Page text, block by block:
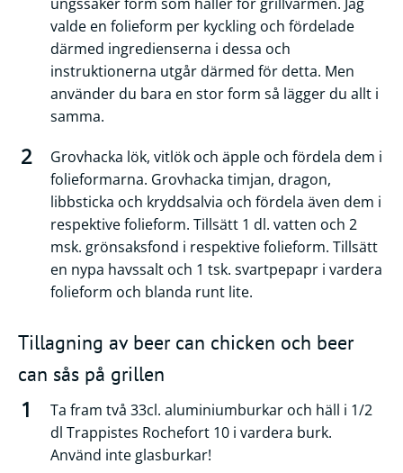
valde en folieform per kyckling och fördelade
därmed ingredienserna i dessa och
instruktionerna utgår därmed för detta. Men
använder du bara en stor form så lägger du allt i
samma.
Grovhacka lök, vitlök och äpple och fördela dem i
folieformarna. Grovhacka timjan, dragon,
libbsticka och kryddsalvia och fördela även dem i
respektive folieform. Tillsätt 1 dl. vatten och 2
msk. grönsaksfond i respektive folieform. Tillsätt
en nypa havssalt och 1 tsk. svartpepapr i vardera
folieform och blanda runt lite.
Tillagning av beer can chicken och beer
can sås på grillen
Ta fram två 33cl. aluminiumburkar och häll i 1/2
dl Trappistes Rochefort 10 i vardera burk.
Använd inte glasburkar!